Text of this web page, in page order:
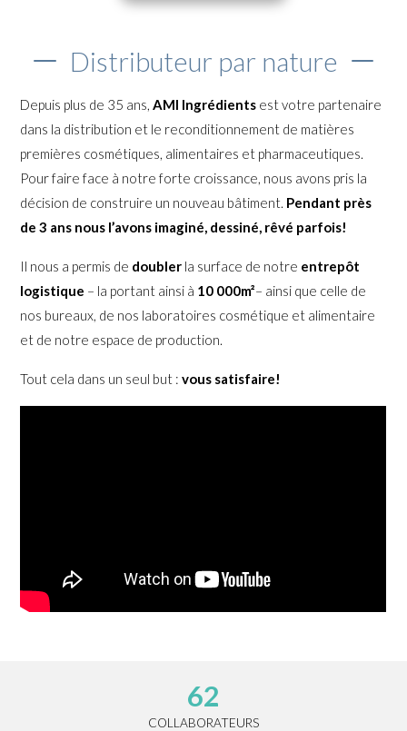
Distributeur par nature
Depuis plus de 35 ans,AMI Ingrédients est votre partenaire
dans la distribution et le reconditionnement de matières
premières cosmétiques, alimentaires et pharmaceutiques.
Pour faire face à notre forte croissance, nous avons pris la
décision de construire un nouveau bâtiment. Pendant près
de 3 ans nous l’avons imaginé, dessiné, rêvé parfois!
Il nous a permis de doubler la surface de notre entrepôt
logistique – la portant ainsi à 10 000m²– ainsi que celle de
nos bureaux, de nos laboratoires cosmétique et alimentaire
et de notre espace de production.
Tout cela dans un seul but :vous satisfaire!
62
COLLABORATEURS